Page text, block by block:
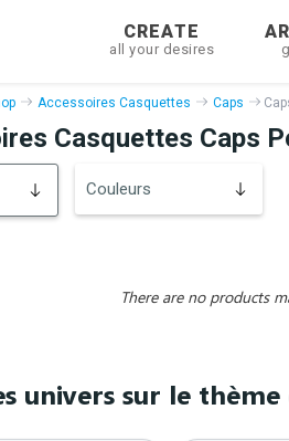
CREATE
all your desires
Accessoires Casquettes Caps
Casquettes Caps
Couleurs
There are no products
univers sur le